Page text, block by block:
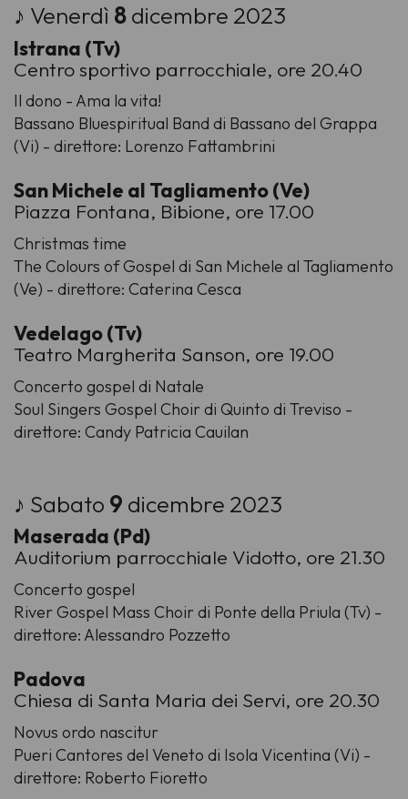
♪ Venerdì 8dicembre 2023
Istrana (Tv)
Centro sportivo parrocchiale, ore 20.40
Il dono - Ama la vita!
Bassano Bluespiritual Band di Bassano del Grappa
(Vi) - direttore: Lorenzo Fattambrini
San Michele al Tagliamento (Ve)
Piazza Fontana, Bibione, ore 17.00
Christmas time
The Colours of Gospel di San Michele al Tagliamento
(Ve) - direttore: Caterina Cesca
Vedelago (Tv)
Teatro Margherita Sanson, ore 19.00
Concerto gospel di Natale
Soul Singers Gospel Choir di Quinto di Treviso -
direttore: Candy Patricia Cauilan
♪ Sabato 9 dicembre 2023
Maserada (Pd)
Auditorium parrocchiale Vidotto, ore 21.30
Concerto gospel
River Gospel Mass Choir di Ponte della Priula (Tv) -
direttore: Alessandro Pozzetto
Padova
Chiesa di Santa Maria dei Servi, ore 20.30
Novus ordo nascitur
Pueri Cantores del Veneto di Isola Vicentina (Vi) -
direttore: Roberto Fioretto